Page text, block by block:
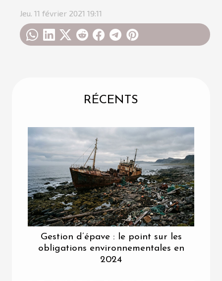
RÉCENTS
Gestion d’épave : le point sur les
obligations environnementales en
2024
Jeu. 11 février 2021 19:11